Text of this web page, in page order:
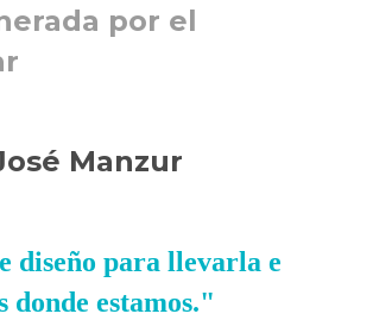
por el
Manzur
diseño para llevarla e
donde estamos."